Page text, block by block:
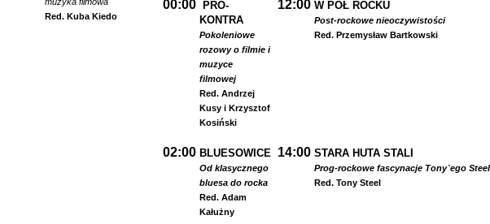
Red. Kuba Kiedo
00:00
PRO-
KONTRA
Pokoleniowe
rozowy o filmie i
muzyce
filmowej
Red. Andrzej
Kusy i Krzysztof
Kosiński
12:00 W PÓŁ ROCKU
Post-rockowe nieoczywistości
Red. Przemysław Bartkowski
02:00 BLUESOWICE
Od klasycznego
bluesa do rocka
Red. Adam
Kałużny
14:00 STARA HUTA STALI
Prog-rockowe fascynacje Tony`ego
Red. Tony Steel